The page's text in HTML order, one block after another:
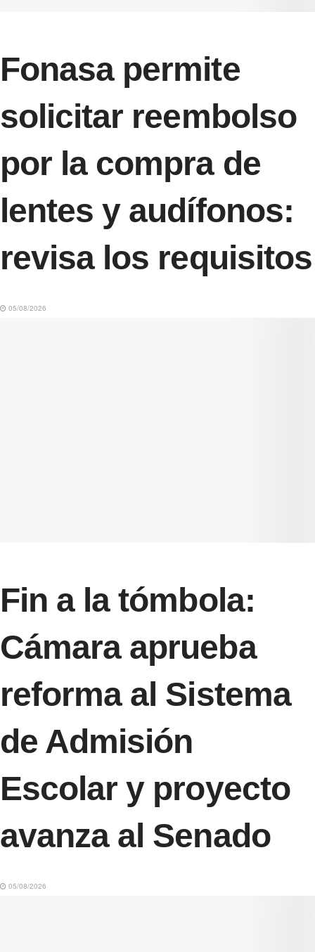
Fonasa permite
solicitar reembolso
por la compra de
lentes y audífonos:
revisa los requisitos
05/08/2026
Fin a la tómbola:
Cámara aprueba
reforma al Sistema
de Admisión
Escolar y proyecto
avanza al Senado
05/08/2026